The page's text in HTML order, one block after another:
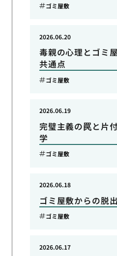
ゴミ屋敷
毒親の心理とゴミ
共通点
2026.06.20
ゴミ屋敷
完璧主義の罠と片
学
2026.06.19
ゴミ屋敷
ゴミ屋敷からの脱
2026.06.18
ゴミ屋敷
2026.06.17